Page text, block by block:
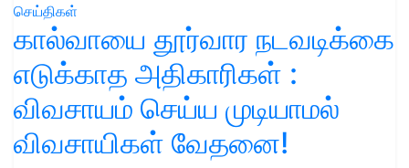
செய்திகள்
கால்வாயை தூர்வார நடவடிக்கை
எடுக்காத அதிகாரிகள் :
விவசாயம் செய்ய முடியாமல்
விவசாயிகள் வேதனை!